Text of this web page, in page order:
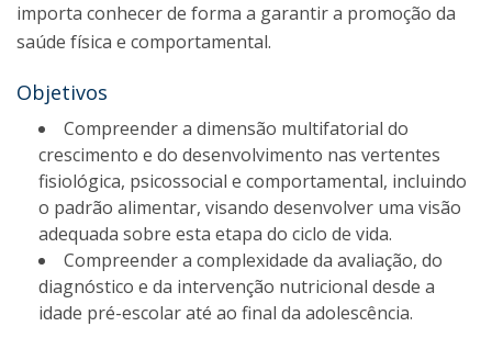
importa conhecer de forma a garantir a promoção da
saúde física e comportamental.
Objetivos
Compreender a dimensão multifatorial do
crescimento e do desenvolvimento nas vertentes
fisiológica, psicossocial e comportamental, incluindo
o padrão alimentar, visando desenvolver uma visão
adequada sobre esta etapa do ciclo de vida.
Compreender a complexidade da avaliação, do
diagnóstico e da intervenção nutricional desde a
idade pré-escolar até ao final da adolescência.